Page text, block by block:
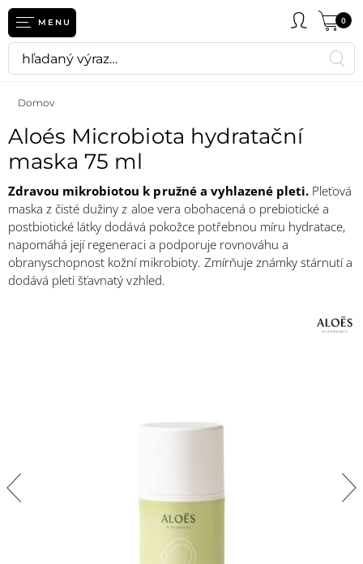
MENU 0
Domov
Aloés Microbiota hydratační
maska 75 ml
Zdravou mikrobiotou k pružné a vyhlazené pleti. Pleťová
maska z čisté dužiny z aloe vera obohacená o prebiotické a
postbiotické látky dodává pokožce potřebnou míru hydratace,
napomáhá její regeneraci a podporuje rovnováhu a
obranyschopnost kožní mikrobioty. Zmírňuje známky stárnutí a
dodává pleti šťavnatý vzhled.